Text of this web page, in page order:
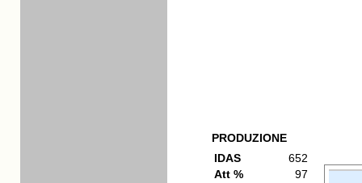
PRODUZIONE
IDAS
652
Att %
97